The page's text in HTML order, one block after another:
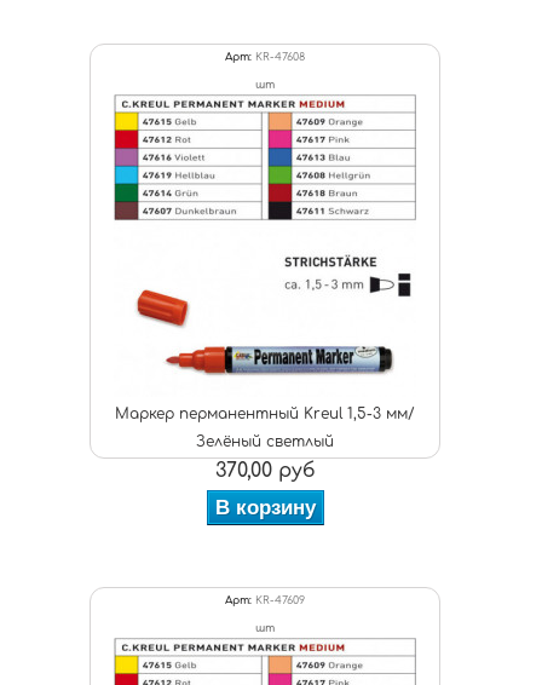
Арт: KR-47608
шт
Маркер перманентный Kreul 1,5-3 мм/
Зелёный светлый
370,00 руб
В корзину
Арт: KR-47609
шт